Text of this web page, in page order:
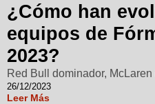
¿Cómo han
equipos de
2023?
Red Bull dominador,
26/12/2023
Leer Más